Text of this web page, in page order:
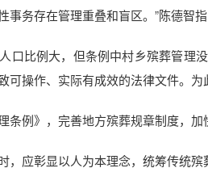
务存在管理重叠和盲区。”陈德智指
口比例大，但条例中村乡殡葬管理
可操作、实际有成效的法律文件。为
条例》，完善地方殡葬规章制度，
，应彰显以人为本理念，统筹传统殡